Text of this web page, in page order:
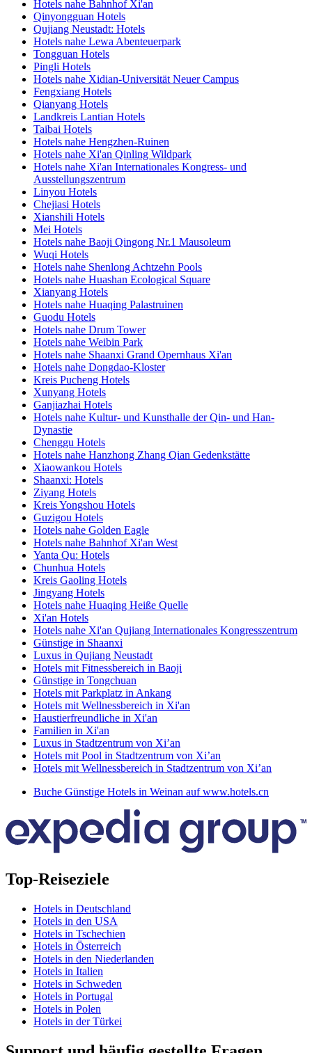
Hotels nahe Bahnhof Xi'an
Qinyongguan Hotels
Qujiang Neustadt: Hotels
Hotels nahe Lewa Abenteuerpark
Tongguan Hotels
Pingli Hotels
Hotels nahe Xidian-Universität Neuer Campus
Fengxiang Hotels
Qianyang Hotels
Landkreis Lantian Hotels
Taibai Hotels
Hotels nahe Hengzhen-Ruinen
Hotels nahe Xi'an Qinling Wildpark
Hotels nahe Xi'an Internationales Kongress- und
Ausstellungszentrum
Linyou Hotels
Chejiasi Hotels
Xianshili Hotels
Mei Hotels
Hotels nahe Baoji Qingong Nr.1 Mausoleum
Wuqi Hotels
Hotels nahe Shenlong Achtzehn Pools
Hotels nahe Huashan Ecological Square
Xianyang Hotels
Hotels nahe Huaqing Palastruinen
Guodu Hotels
Hotels nahe Drum Tower
Hotels nahe Weibin Park
Hotels nahe Shaanxi Grand Opernhaus Xi'an
Hotels nahe Dongdao-Kloster
Kreis Pucheng Hotels
Xunyang Hotels
Ganjiazhai Hotels
Hotels nahe Kultur- und Kunsthalle der Qin- und Han-
Dynastie
Chenggu Hotels
Hotels nahe Hanzhong Zhang Qian Gedenkstätte
Xiaowankou Hotels
Shaanxi: Hotels
Ziyang Hotels
Kreis Yongshou Hotels
Guzigou Hotels
Hotels nahe Golden Eagle
Hotels nahe Bahnhof Xi'an West
Yanta Qu: Hotels
Chunhua Hotels
Kreis Gaoling Hotels
Jingyang Hotels
Hotels nahe Huaqing Heiße Quelle
Xi'an Hotels
Hotels nahe Xi'an Qujiang Internationales Kongresszentrum
Günstige in Shaanxi
Luxus in Qujiang Neustadt
Hotels mit Fitnessbereich in Baoji
Günstige in Tongchuan
Hotels mit Parkplatz in Ankang
Hotels mit Wellnessbereich in Xi'an
Haustierfreundliche in Xi'an
Familien in Xi'an
Luxus in Stadtzentrum von Xi’an
Hotels mit Pool in Stadtzentrum von Xi’an
Hotels mit Wellnessbereich in Stadtzentrum von Xi’an
Buche Günstige Hotels in Weinan auf www.hotels.cn
Top-Reiseziele
Hotels in Deutschland
Hotels in den USA
Hotels in Tschechien
Hotels in Österreich
Hotels in den Niederlanden
Hotels in Italien
Hotels in Schweden
Hotels in Portugal
Hotels in Polen
Hotels in der Türkei